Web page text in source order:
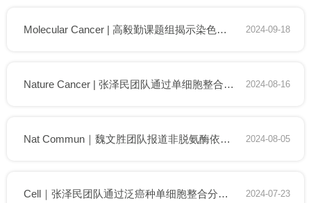
2024-09-18
Molecular Cancer | 高毅勤课题组揭示染色质三维结构在癌症发展中的关键作用
2024-08-16
Nature Cancer | 张泽民团队通过单细胞整合分析揭示结直肠癌肿瘤微环境分型
2024-08-05
Nat Commun｜魏文胜团队报道非脱氨酶依赖的嘧啶碱基编辑器TBE
2024-07-23
Cell｜张泽民团队通过泛癌种单细胞整合分析揭示表型各异的肿瘤浸润B细胞亚类